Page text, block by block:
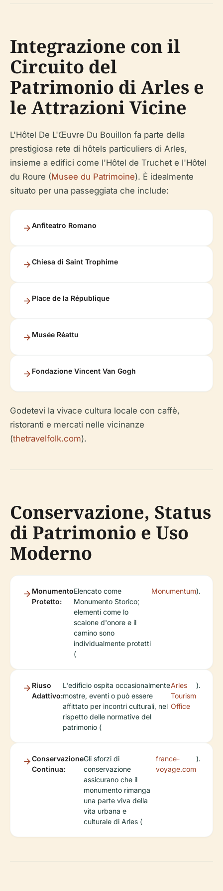
Integrazione con il
Circuito del
Patrimonio di Arles e
le Attrazioni Vicine
L'Hôtel De L'Œuvre Du Bouillon fa parte della
prestigiosa rete di hôtels particuliers di Arles,
insieme a edifici come l'Hôtel de Truchet e l'Hôtel
du Roure (Musee du Patrimoine). È idealmente
situato per una passeggiata che include:
Anfiteatro Romano
Chiesa di Saint Trophime
Place de la République
Musée Réattu
Fondazione Vincent Van Gogh
Godetevi la vivace cultura locale con caffè,
ristoranti e mercati nelle vicinanze
(thetravelfolk.com).
Conservazione, Status
di Patrimonio e Uso
Moderno
Monumento
Protetto:
Elencato come
Monumento Storico;
elementi come lo
scalone d'onore e il
camino sono
individualmente protetti
(
Monumentum).
Riuso
Adattivo:
L'edificio ospita occasionalmente
mostre, eventi o può essere
affittato per incontri culturali, nel
rispetto delle normative del
patrimonio (
Arles
Tourism
Office
).
Conservazione
Continua:
Gli sforzi di
conservazione
assicurano che il
monumento rimanga
una parte viva della
vita urbana e
culturale di Arles (
france-
voyage.com
).